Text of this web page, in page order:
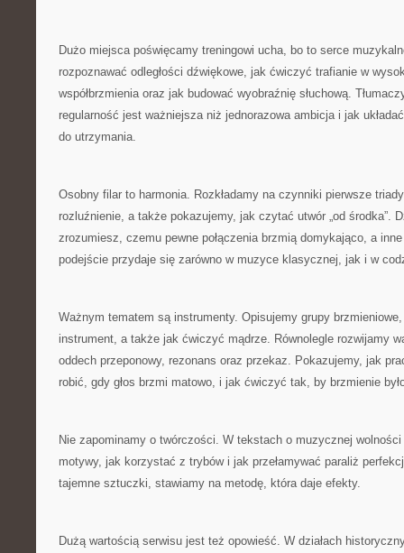
Dużo miejsca poświęcamy treningowi ucha, bo to serce
rozpoznawać odległości dźwiękowe, jak ćwiczyć trafianie w
współbrzmienia oraz jak budować wyobraźnię słuchową.
regularność jest ważniejsza niż jednorazowa ambicja i jak
do utrzymania.
Osobny filar to harmonia. Rozkładamy na czynniki pierwsze
rozluźnienie, a także pokazujemy, jak czytać utwór „od środka”.
zrozumiesz, czemu pewne połączenia brzmią domykająco, a
podejście przydaje się zarówno w muzyce klasycznej, jak i w
Ważnym tematem są instrumenty. Opisujemy grupy
instrument, a także jak ćwiczyć mądrze. Równolegle rozwijamy
oddech przeponowy, rezonans oraz przekaz. Pokazujemy, jak
robić, gdy głos brzmi matowo, i jak ćwiczyć tak, by brzmienie
Nie zapominamy o twórczości. W tekstach o muzycznej
motywy, jak korzystać z trybów i jak przełamywać paraliż
tajemne sztuczki, stawiamy na metodę, która daje efekty.
Dużą wartością serwisu jest też opowieść. W działach